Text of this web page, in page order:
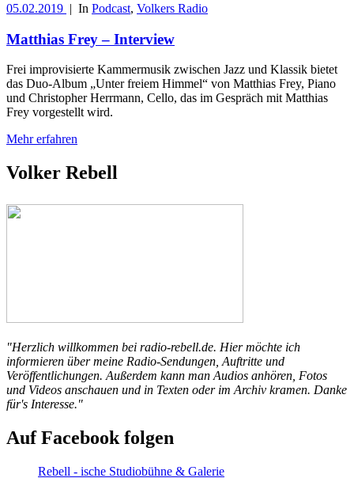
05.02.2019 | In Podcast, Volkers Radio
Matthias Frey – Interview
Frei improvisierte Kammermusik zwischen Jazz und Klassik bietet
das Duo-Album „Unter freiem Himmel“ von Matthias Frey, Piano
und Christopher Herrmann, Cello, das im Gespräch mit Matthias
Frey vorgestellt wird.
Mehr erfahren
Volker Rebell
"Herzlich willkommen bei radio-rebell.de. Hier möchte ich
informieren über meine Radio-Sendungen, Auftritte und
Veröffentlichungen. Außerdem kann man Audios anhören, Fotos
und Videos anschauen und in Texten oder im Archiv kramen. Danke
für's Interesse."
Auf Facebook folgen
Rebell - ische Studiobühne & Galerie